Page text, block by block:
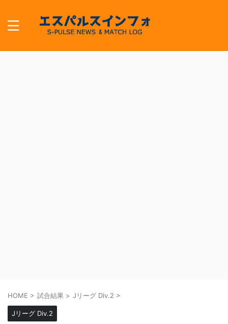
HOME > 試合結果 > Jリーグ Div.2 >
Jリーグ Div.2